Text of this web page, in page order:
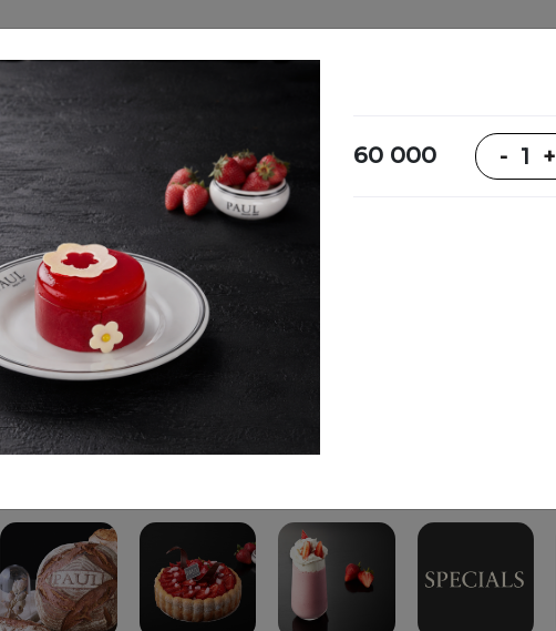
Bizning menyu
60 000 - 1 +